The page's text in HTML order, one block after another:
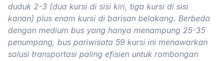
duduk 2-3 (dua kursi di sisi kiri, tiga kursi di sisi
kanan) plus enam kursi di barisan belakang. Berbeda
dengan medium bus yang hanya menampung 25-35
penumpang, bus pariwisata 59 kursi ini menawarkan
solusi transportasi paling efisien untuk rombongan